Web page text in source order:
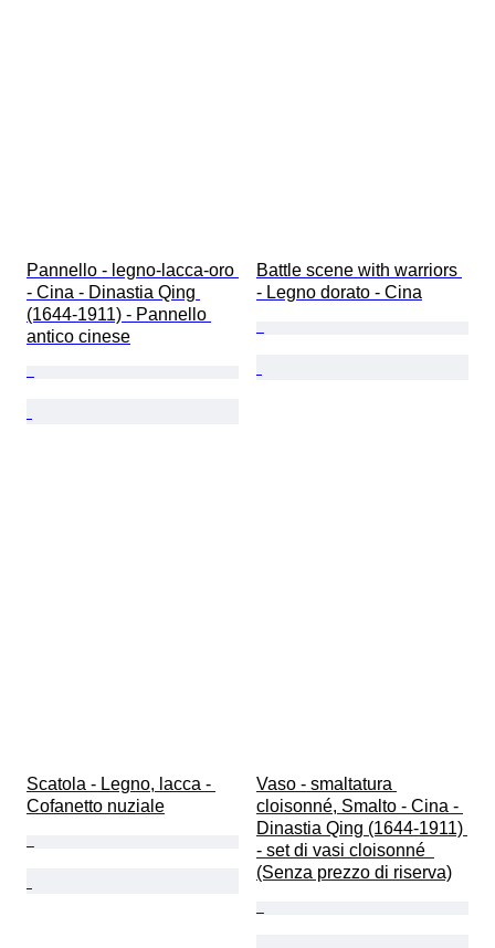
Pannello - legno-lacca-oro
- Cina - Dinastia Qing
(1644-1911) - Pannello
antico cinese
Battle scene with warriors
- Legno dorato - Cina
Scatola - Legno, lacca -
Cofanetto nuziale
Vaso - smaltatura
cloisonné, Smalto - Cina -
Dinastia Qing (1644-1911)
- set di vasi cloisonné
(Senza prezzo di riserva)